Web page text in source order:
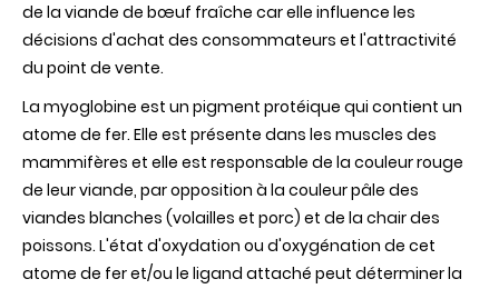
couleur
de
bovine
mis
en
évidence
de la viande de bœuf fraîche car elle influence les
décisions d'achat des consommateurs et l'attractivité
du point de vente.
La myoglobine est un pigment protéique qui contient un
atome de fer. Elle est présente dans les muscles des
mammifères et elle est responsable de la couleur rouge
de leur viande, par opposition à la couleur pâle des
viandes blanches (volailles et porc) et de la chair des
poissons. L'état d'oxydation ou d'oxygénation de cet
atome de fer et/ou le ligand attaché peut déterminer la